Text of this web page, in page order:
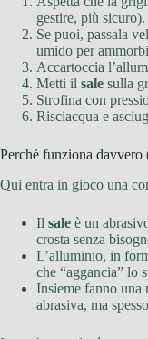
gestire, più sicuro).
Se puoi, passala
umido per
Accartoccia
Metti il sale sulla
Strofina con
Risciacqua e
Perché funziona
Qui entra in gioco una
Il sale è un
crosta senza
L’alluminio, in
che “aggancia” lo
Insieme fanno una
abrasiva, ma